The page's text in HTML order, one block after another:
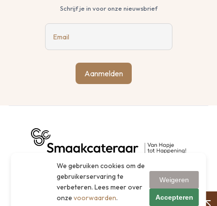
Schrijf je in voor onze nieuwsbrief
Email
Aanmelden
We gebruiken cookies om de
gebruikerservaring te
verbeteren. Lees meer over
onzevoorwaarden.
Weigeren
Accepteren